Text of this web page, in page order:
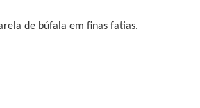
de búfala em finas fatias.
Informações Umami), Hiroya Kawasaki
Motokazu Nakamura (Restaurante Isshi